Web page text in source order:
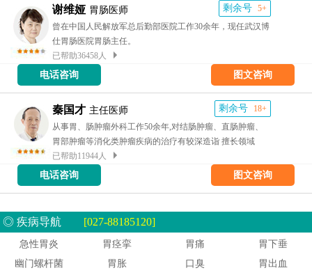
谢维娅 胃肠医师 剩余号
5+
曾在中国人民解放军总后勤部医院工作30余年，现任武汉博
仕胃肠医院胃肠主任。
已帮助36458人
电话咨询 图文咨询
秦国才 主任医师 剩余号
18+
从事胃、肠肿瘤外科工作50余年,对结肠肿瘤、直肠肿瘤、
胃部肿瘤等消化类肿瘤疾病的治疗有较深造诣 擅长领域
已帮助11944人
电话咨询 图文咨询
◎ 疾病导航 [027-88185120]
急性胃炎 胃痉挛 胃痛
胃下垂
幽门螺杆菌
胃胀 口臭 胃出血